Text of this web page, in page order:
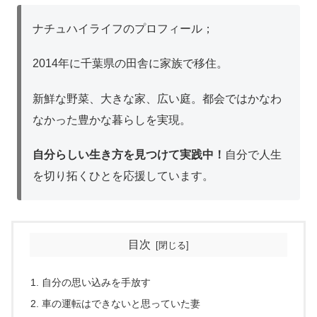
ナチュハイライフのプロフィール；
2014年に千葉県の田舎に家族で移住。
新鮮な野菜、大きな家、広い庭。都会ではかなわ
なかった豊かな暮らしを実現。
自分らしい生き方を見つけて実践中！ 自分で人生
を切り拓くひとを応援しています。
目次
自分の思い込みを手放す
車の運転はできないと思っていた妻